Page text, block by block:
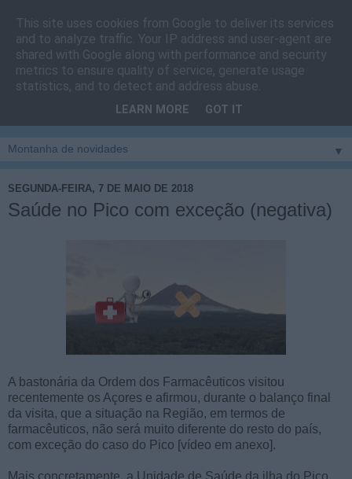
Cais do Pico
Blog sobre um pouco de tudo relacionado com a ilha
vila e ao concelho de São Roque do Pico
▼
SEGUNDA-FEIRA, 7 DE MAIO DE 2018
Saúde no Pico com exceção (negativa)
A bastonária da Ordem dos Farmacêuticos visitou
recentemente os Açores e afirmou, durante o balanço final
da visita, que a situação na Região, em termos de
farmacêuticos, não será muito diferente do resto do país,
com exceção do caso do Pico [vídeo em anexo].
Mais concretamente, a Unidade de Saúde da ilha do Pico
This site uses cookies from Google to deliver its services
and to analyze traffic. Your IP address and user-agent are
shared with Google along with performance and security
metrics to ensure quality of service, generate usage
statistics, and to detect and address abuse.
LEARN MORE GOT IT